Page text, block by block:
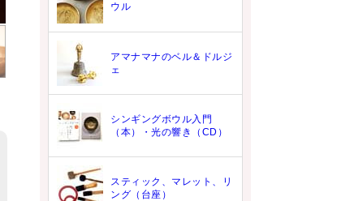
ウル
アマナマナのベル＆ドルジ
ェ
シンギングボウル入門
（本）・光の響き（CD）
スティック、マレット、リ
ング（台座）